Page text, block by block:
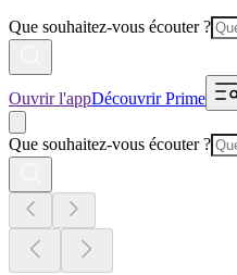
Que souhaitez-vous écouter ?
Ouvrir l'appDécouvrir Prime
Que souhaitez-vous écouter ?